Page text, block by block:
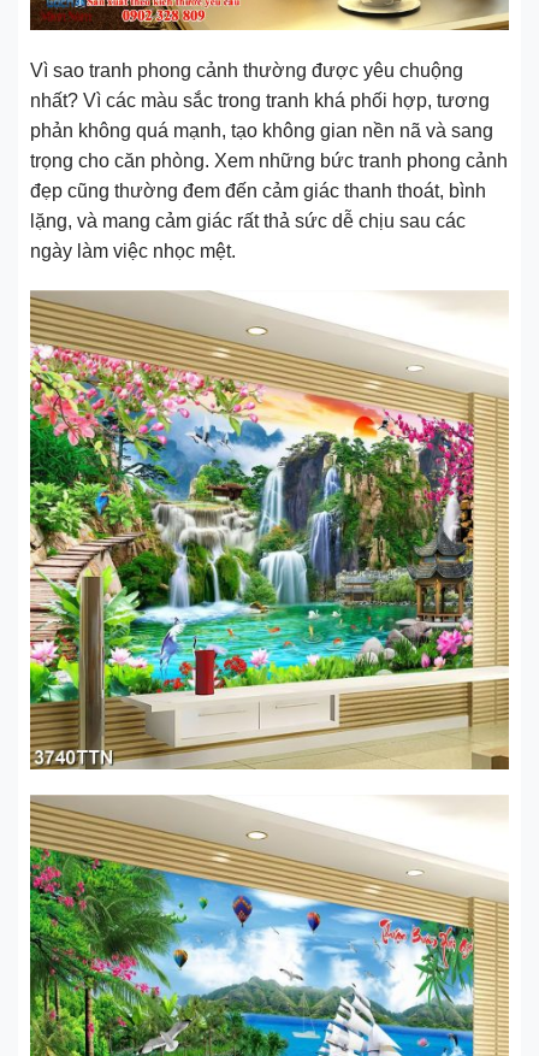
Vì sao tranh phong cảnh thường được yêu chuộng
nhất? Vì các màu sắc trong tranh khá phối hợp, tương
phản không quá mạnh, tạo không gian nền nã và sang
trọng cho căn phòng. Xem những bức tranh phong cảnh
đẹp cũng thường đem đến cảm giác thanh thoát, bình
lặng, và mang cảm giác rất thả sức dễ chịu sau các
ngày làm việc nhọc mệt.